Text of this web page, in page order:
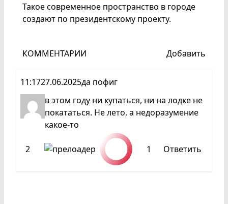
Такое современное пространство в городе
создают по президентскому проекту.
КОММЕНТАРИИ Добавить
11:1727.06.2025да пофиг
в этом году ни купаться, ни на лодке не
покататься. Не лето, а недоразумение
какое-то
2 1 Ответить